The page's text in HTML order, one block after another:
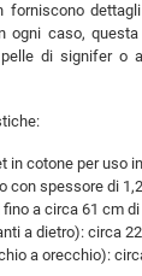
forniscono
ogni caso,
di signifer o
in cotone per uso
con spessore di
a circa 61 cm
a dietro): circa
a orecchio):